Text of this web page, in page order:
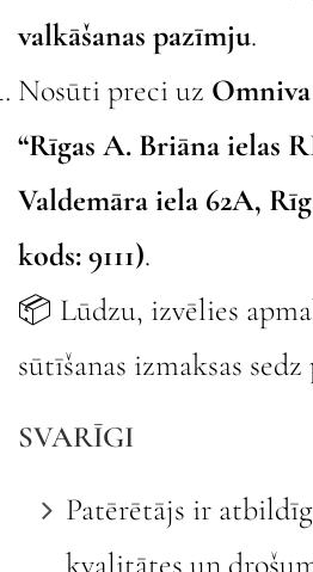
valkāšanas pazīmju.
Nosūti preci uz
“Rīgas A. Briāna ielas
Valdemāra iela 62A,
kods: 9111).
📦 Lūdzu, izvēlies
sūtīšanas izmaksas
SVARĪGI
Patērētājs ir
kvalitātes un